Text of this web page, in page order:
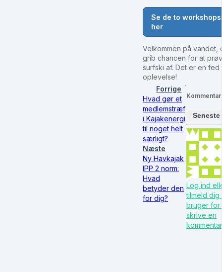
Se de to workshops
her
Velkommen på vandet,
grib chancen for at
surfski af. Det er en fed
oplevelse!
Forrige
Hvad gør et
medlemstræf
i Kajakenergi
til noget helt
særligt?
Næste
Ny Havkajak
IPP 2 norm:
Hvad
betyder den
for dig?
Seneste
Log ind
tilmeld dig
bruger for
skrive en
kommentar